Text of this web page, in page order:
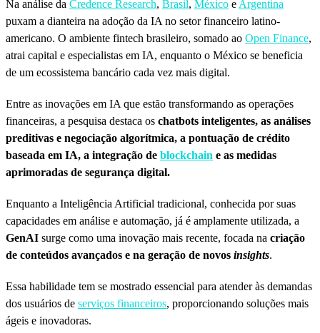
Na análise da Credence Research, Brasil, México e Argentina
puxam a dianteira na adoção da IA no setor financeiro latino-
americano. O ambiente fintech brasileiro, somado ao Open Finance,
atrai capital e especialistas em IA, enquanto o México se beneficia
de um ecossistema bancário cada vez mais digital.
Entre as inovações em IA que estão transformando as operações
financeiras, a pesquisa destaca os chatbots inteligentes, as análises
preditivas e negociação algorítmica, a pontuação de crédito
baseada em IA, a integração de blockchain e as medidas
aprimoradas de segurança digital.
Enquanto a Inteligência Artificial tradicional, conhecida por suas
capacidades em análise e automação, já é amplamente utilizada, a
GenAI surge como uma inovação mais recente, focada na criação
de conteúdos avançados e na geração de novos insights.
Essa habilidade tem se mostrado essencial para atender às demandas
dos usuários de serviços financeiros, proporcionando soluções mais
ágeis e inovadoras.